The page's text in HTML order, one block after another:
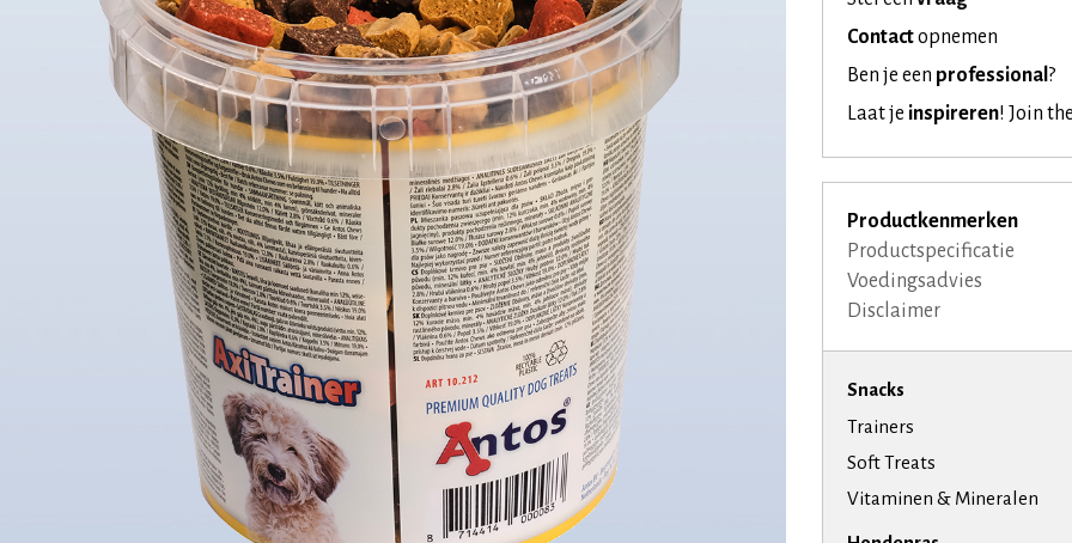
Contactopnemen
Ben je een professional ?
Laat je inspireren! Join
Productkenmerken
Productspecificatie
Voedingsadvies
Disclaimer
Snacks
Trainers
Soft Treats
Vitaminen & Mineralen